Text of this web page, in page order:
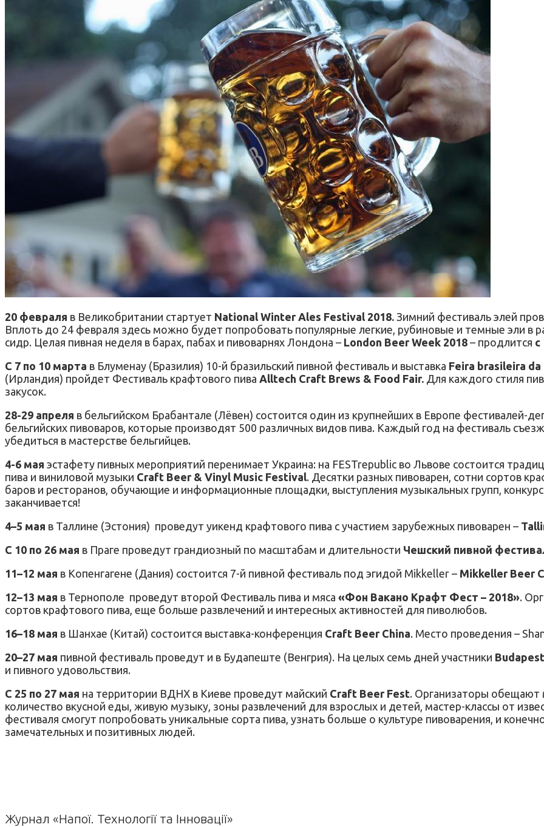
20 февраля в Великобритании стартует National Winter Ales Festival 2018. Зимний фестиваль элей
Вплоть до 24 февраля здесь можно будет попробовать популярные легкие, рубиновые и темные эли в
сидр. Целая пивная неделя в барах, пабах и пивоварнях Лондона – London Beer Week 2018 – продлится с
С 7 по 10 марта в Блуменау (Бразилия) 10-й бразильский пивной фестиваль и выставка Feira brasileira
(Ирландия) пройдет Фестиваль крафтового пива Alltech Craft Brews & Food Fair. Для каждого стиля
закусок.
28-29 апреля в бельгийском Брабантале (Лёвен) состоится один из крупнейших в Европе фестивалей-
бельгийских пивоваров, которые производят 500 различных видов пива. Каждый год на фестиваль
убедиться в мастерстве бельгийцев.
4-6 мая эстафету пивных мероприятий перенимает Украина: на FESTrepublic во Львове состоится
пива и виниловой музыки Craft Beer & Vinyl Music Festival. Десятки разных пивоварен, сотни сортов
баров и ресторанов, обучающие и информационные площадки, выступления музыкальных групп,
заканчивается!
4–5 мая в Таллине (Эстония) проведут уикенд крафтового пива с участием зарубежных пивоварен –
С 10 по 26 мая в Праге проведут грандиозный по масштабам и длительности Чешский пивной
11–12 мая в Копенгагене (Дания) состоится 7-й пивной фестиваль под эгидой Mikkeller – Mikkeller Beer
12–13 мая в Тернополе проведут второй Фестиваль пива и мяса «Фон Вакано Крафт Фест – 2018».
сортов крафтового пива, еще больше развлечений и интересных активностей для пиволюбов.
16–18 мая в Шанхае (Китай) состоится выставка-конференция Craft Beer China. Место проведения –
20–27 мая пивной фестиваль проведут и в Будапеште (Венгрия). На целых семь дней участники
и пивного удовольствия.
С 25 по 27 мая на территории ВДНХ в Киеве проведут майский Craft Beer Fest. Организаторы обещают
количество вкусной еды, живую музыку, зоны развлечений для взрослых и детей, мастер-классы от
фестиваля смогут попробовать уникальные сорта пива, узнать больше о культуре пивоварения, и
замечательных и позитивных людей.
Журнал «Напої. Технології та Інновації»